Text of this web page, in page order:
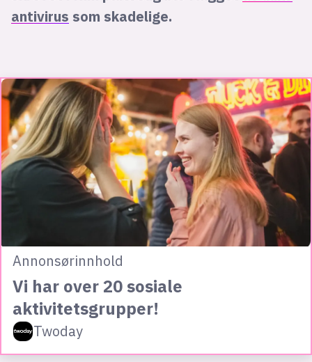
antivirus som skadelige.
Annonsørinnhold
Vi har over 20 sosiale
aktivitetsgrupper!
Twoday